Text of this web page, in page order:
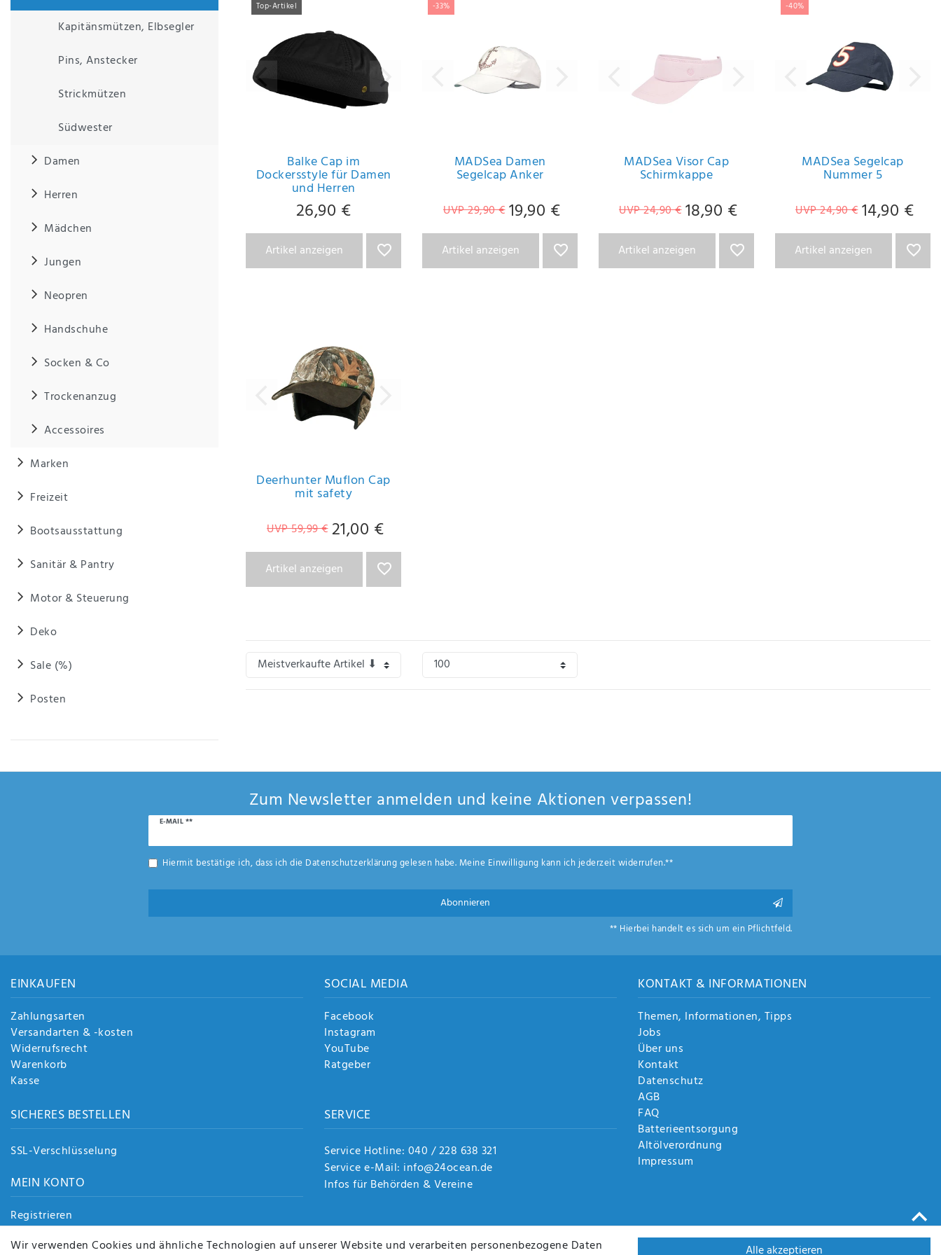
Kapitänsmützen, Elbsegler
Pins, Anstecker
Strickmützen
Südwester
Damen
Herren
Mädchen
Jungen
Neopren
Handschuhe
Socken & Co
Trockenanzug
Accessoires
Marken
Freizeit
Bootsausstattung
Sanitär & Pantry
Motor & Steuerung
Deko
Sale (%)
Posten
IHRE E-MAIL ADRESSE
ich, dass
Daten­
erklärung
habe.
Anf
rag
sen
n
Top-Artikel
Balke Cap im
Dockersstyle für Damen
und Herren
26,90 €
Artikel anzeigen
-33%
MADSea Damen
Segelcap Anker
UVP 29,90 € 19,90 €
Artikel anzeigen
MADSea Visor Cap
Schirmkappe
UVP 24,90 € 18,90 €
Artikel anzeigen
-40%
MADSea Segelcap
Nummer 5
UVP 24,90 € 14,90 €
Artikel anzeigen
Deerhunter Muflon Cap
mit safety
UVP 59,99 € 21,00 €
Artikel anzeigen
Zum Newsletter anmelden und keine Aktionen verpassen!
E-MAIL **
Newsletter
Hiermit bestätige ich, dass ich die Daten­schutz­erklärunggelesen habe. Meine Einwilligung kann ich jederzeit widerrufen.**
Abonnieren
** Hierbei handelt es sich um ein Pflichtfeld.
EINKAUFEN
Zahlungsarten
Versandarten & -kosten
Widerrufsrecht
Warenkorb
Kasse
SICHERES BESTELLEN
SSL-Verschlüsselung
MEIN KONTO
Registrieren
Login
SOCIAL MEDIA
Facebook
Instagram
YouTube
Ratgeber
SERVICE
Service Hotline: 040 / 228 638 321
Service e-Mail: info@24ocean.de
Infos für Behörden & Vereine
KONTAKT & INFORMATIONEN
Themen, Informationen, Tipps
Jobs
Über uns
Kontakt
Datenschutz
AGB
FAQ
Batterieentsorgung
Altölverordnung
Impressum
Wir verwenden Cookies und ähnliche Technologien auf unserer Website und verarbeiten personenbezogene Daten
Alle akzeptieren